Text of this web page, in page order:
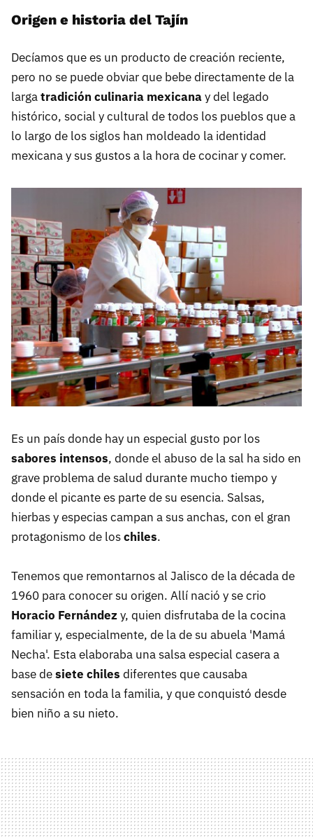
Origen e historia del Tajín
Decíamos que es un producto de creación reciente,
pero no se puede obviar que bebe directamente de la
largatradición culinaria mexicanay del legado
histórico, social y cultural de todos los pueblos que a
lo largo de los siglos han moldeado la identidad
mexicana y sus gustos a la hora de cocinar y comer.
Es un país donde hay un especial gusto por los
sabores intensos, donde el abuso de la sal ha sido en
grave problema de salud durante mucho tiempo y
donde el picante es parte de su esencia. Salsas,
hierbas y especias campan a sus anchas, con el gran
protagonismo de loschiles.
Tenemos que remontarnos al Jalisco de la década de
1960 para conocer su origen. Allí nació y se crio
Horacio Fernándezy, quien disfrutaba de la cocina
familiar y, especialmente, de la de su abuela 'Mamá
Necha'. Esta elaboraba una salsa especial casera a
base desiete chiles diferentes que causaba
sensación en toda la familia, y que conquistó desde
bien niño a su nieto.